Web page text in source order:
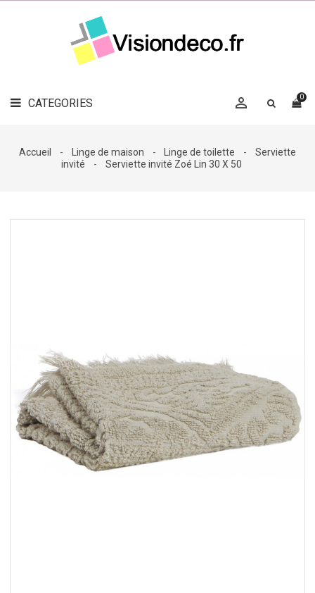
CATEGORIES 0

LE
MAG
DÉCO

DÉCO
Accueil Linge de maison Linge de toilette
Serviette
invité
Serviette invité Zoé Lin 30 X 50